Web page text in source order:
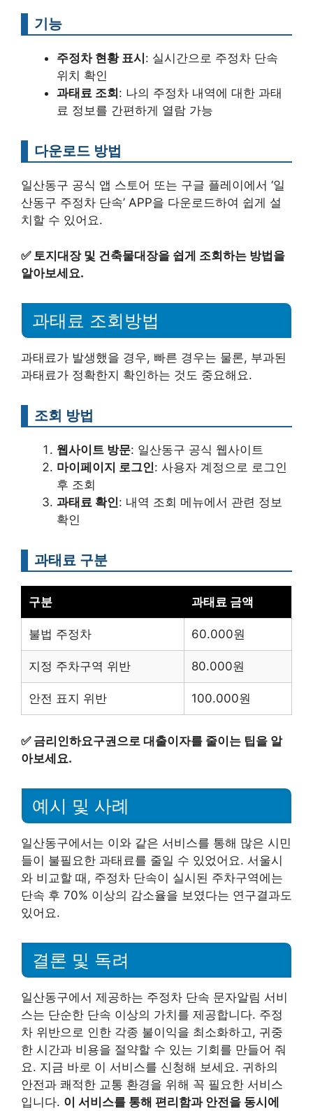
기능
주정차 현황 표시 : 실시간으로 주정차 단속
위치 확인
과태료 조회 : 나의 주정차 내역에 대한 과태
료 정보를 간편하게 열람 가능
다운로드 방법
일산동구 공식 앱 스토어 또는 구글 플레이에서 ‘일
산동구 주정차 단속’ APP을 다운로드하여 쉽게 설
치할 수 있어요.
✅ 토지대장 및 건축물대장을 쉽게 조회하는 방법을
알아보세요.
과태료 조회방법
과태료가 발생했을 경우, 빠른 경우는 물론, 부과된
과태료가 정확한지 확인하는 것도 중요해요.
조회 방법
웹사이트 방문: 일산동구 공식 웹사이트
마이페이지 로그인: 사용자 계정으로 로그인
후 조회
과태료 확인: 내역 조회 메뉴에서 관련 정보
확인
과태료 구분
구분 과태료 금액
불법 주정차 60.000원
지정 주차구역 위반 80.000원
안전 표지 위반 100.000원
✅ 금리인하요구권으로 대출이자를 줄이는 팁을 알
아보세요.
예시 및 사례
일산동구에서는 이와 같은 서비스를 통해 많은 시민
들이 불필요한 과태료를 줄일 수 있었어요. 서울시
와 비교할 때, 주정차 단속이 실시된 주차구역에는
단속 후 70% 이상의 감소율을 보였다는 연구결과도
있어요.
결론 및 독려
일산동구에서 제공하는 주정차 단속 문자알림 서비
스는 단순한 단속 이상의 가치를 제공합니다. 주정
차 위반으로 인한 각종 불이익을 최소화하고, 귀중
한 시간과 비용을 절약할 수 있는 기회를 만들어 줘
요. 지금 바로 이 서비스를 신청해 보세요. 귀하의
안전과 쾌적한 교통 환경을 위해 꼭 필요한 서비스
입니다. 이 서비스를 통해 편리함과 안전을 동시에